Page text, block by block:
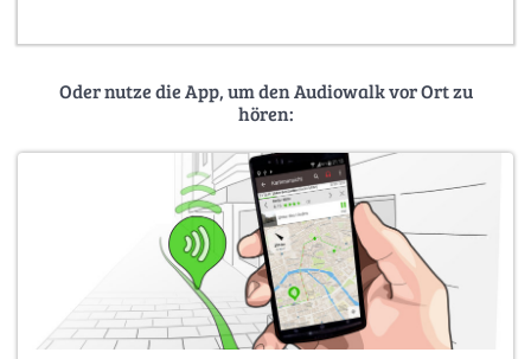
Oder nutze die App, um den Audiowalk vor Ort zu
hören: